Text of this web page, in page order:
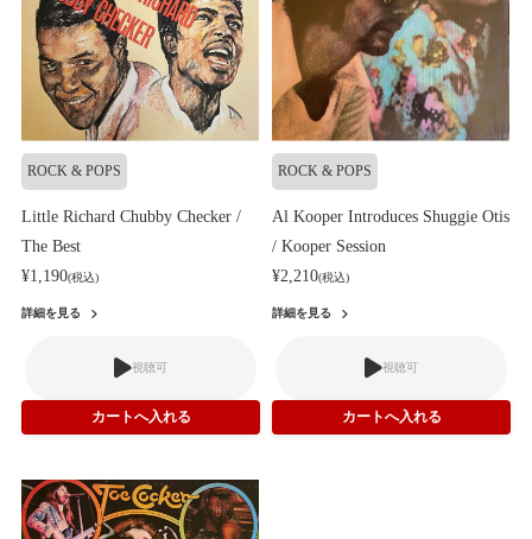
ROCK & POPS
Little Richard Chubby Checker /
The Best
¥1,190(税込)
詳細を見る
視聴可
ROCK & POPS
Al Kooper Introduces Shuggie Otis
/ Kooper Session
¥2,210(税込)
詳細を見る
視聴可